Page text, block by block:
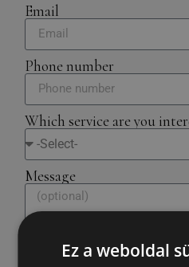
Email
Phone number
Which service are you
Message
Ez a weboldal